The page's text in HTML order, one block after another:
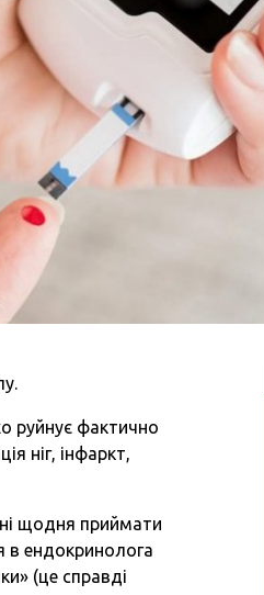
руйнує фактично
ніг, інфаркт,
щодня приймати
в ендокринолога
(це справді